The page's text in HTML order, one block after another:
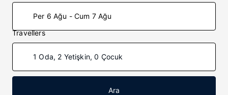
Per 6 Ağu - Cum 7 Ağu
Travellers
1 Oda, 2 Yetişkin, 0 Çocuk
Ara